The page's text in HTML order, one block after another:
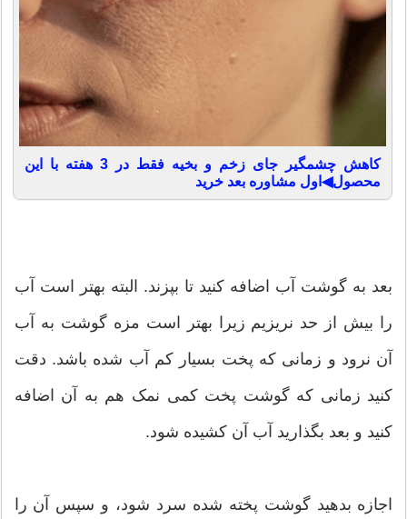
کاهش چشمگیر جای زخم و بخیه فقط در 3 هفته با این
محصول◀اول مشاوره بعد خرید
بعد به گوشت آب اضافه کنید تا بپزند. البته بهتر است آب
را بیش از حد نریزیم زیرا بهتر است مزه گوشت به آب
آن نرود و زمانی که پخت بسیار کم آب شده باشد. دقت
کنید زمانی که گوشت پخت کمی نمک هم به آن اضافه
کنید و بعد بگذارید آب آن کشیده شود.
اجازه بدهید گوشت پخته شده سرد شود، و سپس آن را